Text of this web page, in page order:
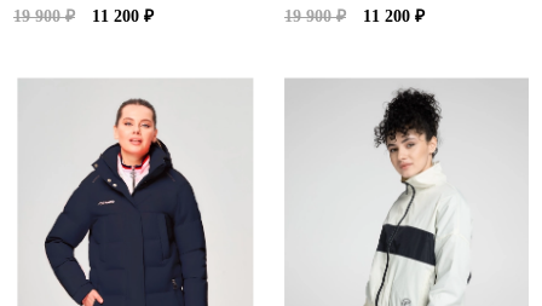
19 900 ₽
11 200 ₽
19 900 ₽
11 200 ₽